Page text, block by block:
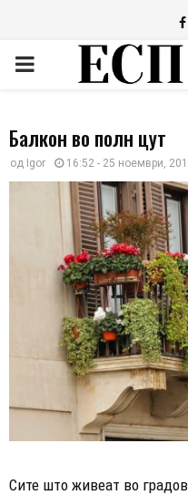
PRIMARY
Балкон во полн цут
од Igor 16:52 - 25 ноември,
Сите што живеат во